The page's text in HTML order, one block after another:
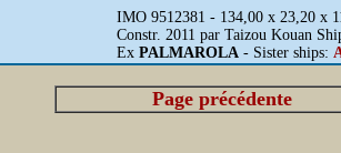
IMO 9512381 - 134,00 x 23,20 x
Constr. 2011 par Taizou Kouan
Ex PALMAROLA - Sister ships:
Page précédente